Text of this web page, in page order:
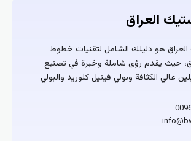
العراق
هو دليلك الشامل لتقنيات خطوط
حيث يقدم رؤى شاملة وخبرة في تصنيع
عالي الكثافة وبولي فينيل كلوريد والبولي